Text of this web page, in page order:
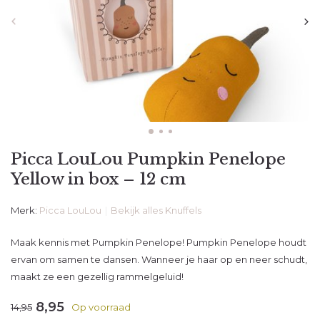
Picca LouLou Pumpkin Penelope
Yellow in box – 12 cm
Merk: Picca LouLou Bekijk alles Knuffels
Maak kennis met Pumpkin Penelope! Pumpkin Penelope houdt
ervan om samen te dansen. Wanneer je haar op en neer schudt,
maakt ze een gezellig rammelgeluid!
14,95 8,95 Op voorraad